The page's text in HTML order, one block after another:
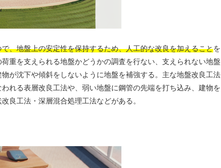
、地盤上の安定性を保持するため、人工的な改良を加えることを
重を支えられる地盤かどうかの調査を行ない、支えられない地盤
が沈下や傾斜をしないように地盤を補強する。主な地盤改良工法
れる表層改良工法や、弱い地盤に鋼管の先端を打ち込み、建物を
良工法・深層混合処理工法などがある。